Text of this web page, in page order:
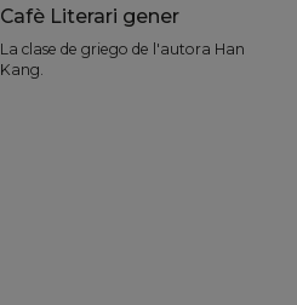
Cafè Literari gener
La clase de griego de l'autora Han
Kang.